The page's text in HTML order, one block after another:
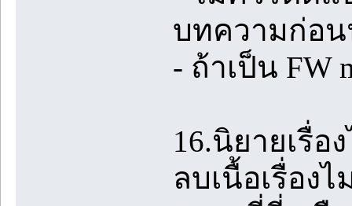
บทความก่อ
- ถ้าเป็น FW
16.นิยายเรื่
ลบเนื้อเรื่อง